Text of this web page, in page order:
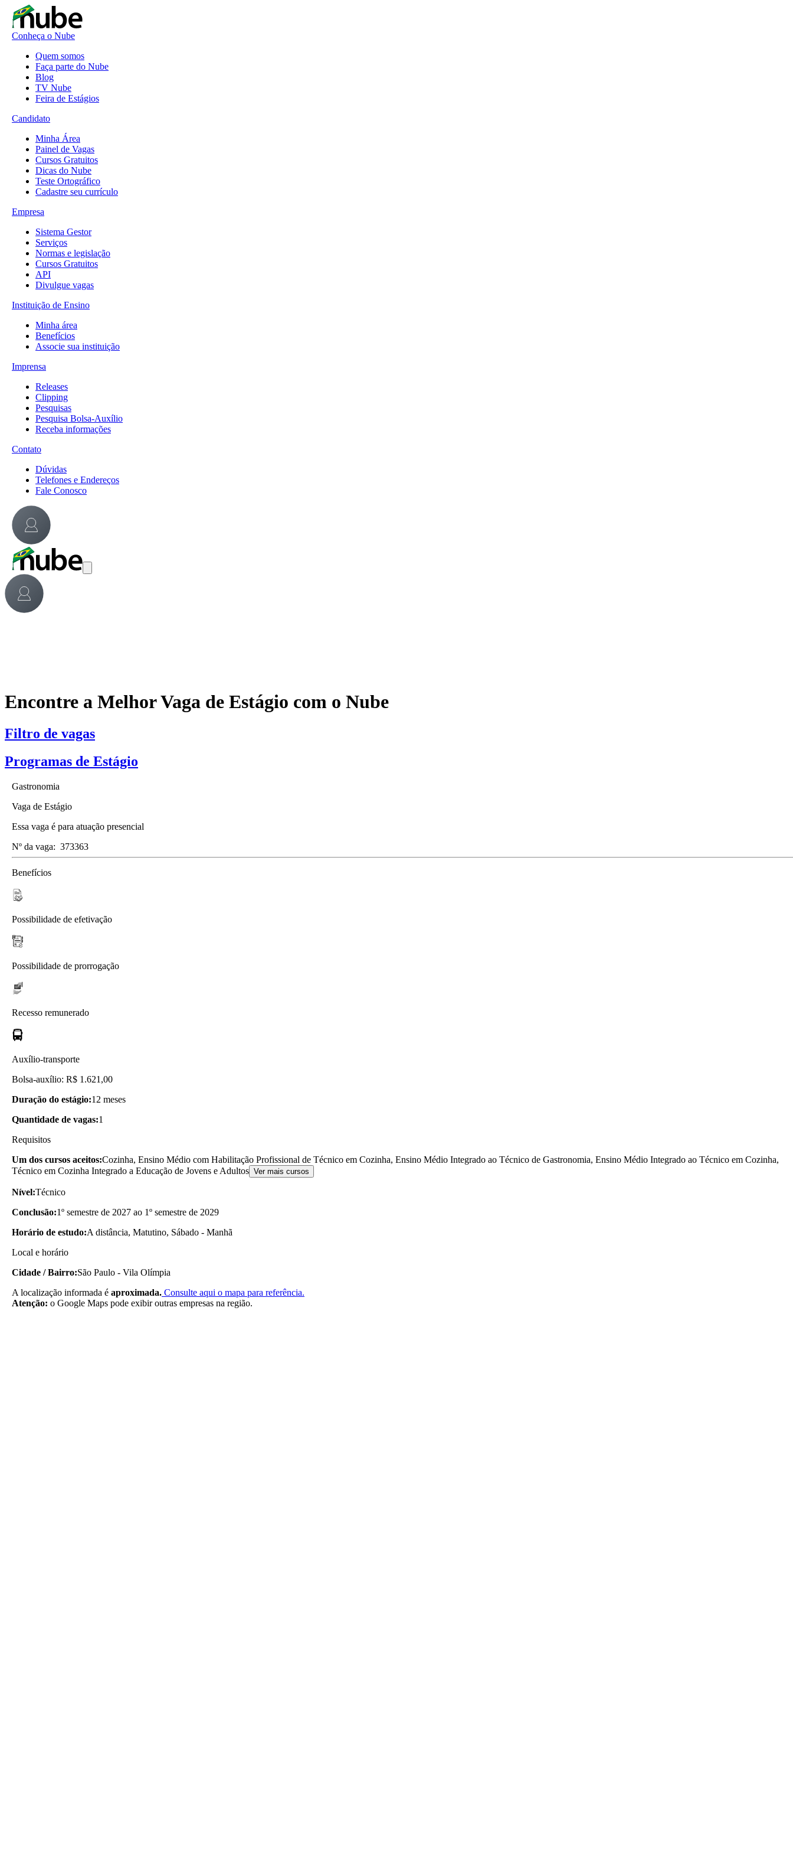
Conheça o Nube
Quem somos
Faça parte do Nube
Blog
TV Nube
Feira de Estágios
Candidato
Minha Área
Painel de Vagas
Cursos Gratuitos
Dicas do Nube
Teste Ortográfico
Cadastre seu currículo
Empresa
Sistema Gestor
Serviços
Normas e legislação
Cursos Gratuitos
API
Divulgue vagas
Instituição de Ensino
Minha área
Benefícios
Associe sua instituição
Imprensa
Releases
Clipping
Pesquisas
Pesquisa Bolsa-Auxílio
Receba informações
Contato
Dúvidas
Telefones e Endereços
Fale Conosco
Encontre a Melhor Vaga de Estágio com o Nube
Filtro de vagas
Programas de Estágio
Gastronomia
Vaga de Estágio
Essa vaga é para atuação presencial
Nº da vaga: 373363
Benefícios
Possibilidade de efetivação
Possibilidade de prorrogação
Recesso remunerado
Auxílio-transporte
Bolsa-auxílio: R$ 1.621,00
Duração do estágio:12 meses
Quantidade de vagas:1
Requisitos
Um dos cursos aceitos:Cozinha, Ensino Médio com Habilitação Profissional de Técnico em Cozinha, Ensino Médio Integrado ao Técnico de Gastronomia, Ensino Médio Integrado ao Técnico em Cozinha,
Técnico em Cozinha Integrado a Educação de Jovens e Adultos Ver mais cursos
Nível:Técnico
Conclusão:1º semestre de 2027 ao 1º semestre de 2029
Horário de estudo:A distância, Matutino, Sábado - Manhã
Local e horário
Cidade / Bairro:São Paulo - Vila Olímpia
A localização informada é aproximada. Consulte aqui o mapa para referência.
Atenção: o Google Maps pode exibir outras empresas na região.